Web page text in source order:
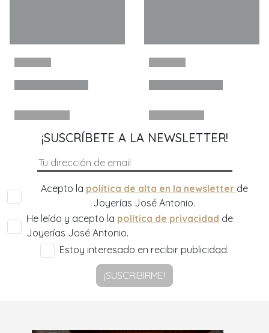
¡SUSCRÍBETE A LA NEWSLETTER!
Acepto la política de alta en la newsletter de
Joyerías José Antonio.
He leído y acepto la política de privacidad de
Joyerías José Antonio.
Estoy interesado en recibir publicidad.
¡SUSCRIBIRME!